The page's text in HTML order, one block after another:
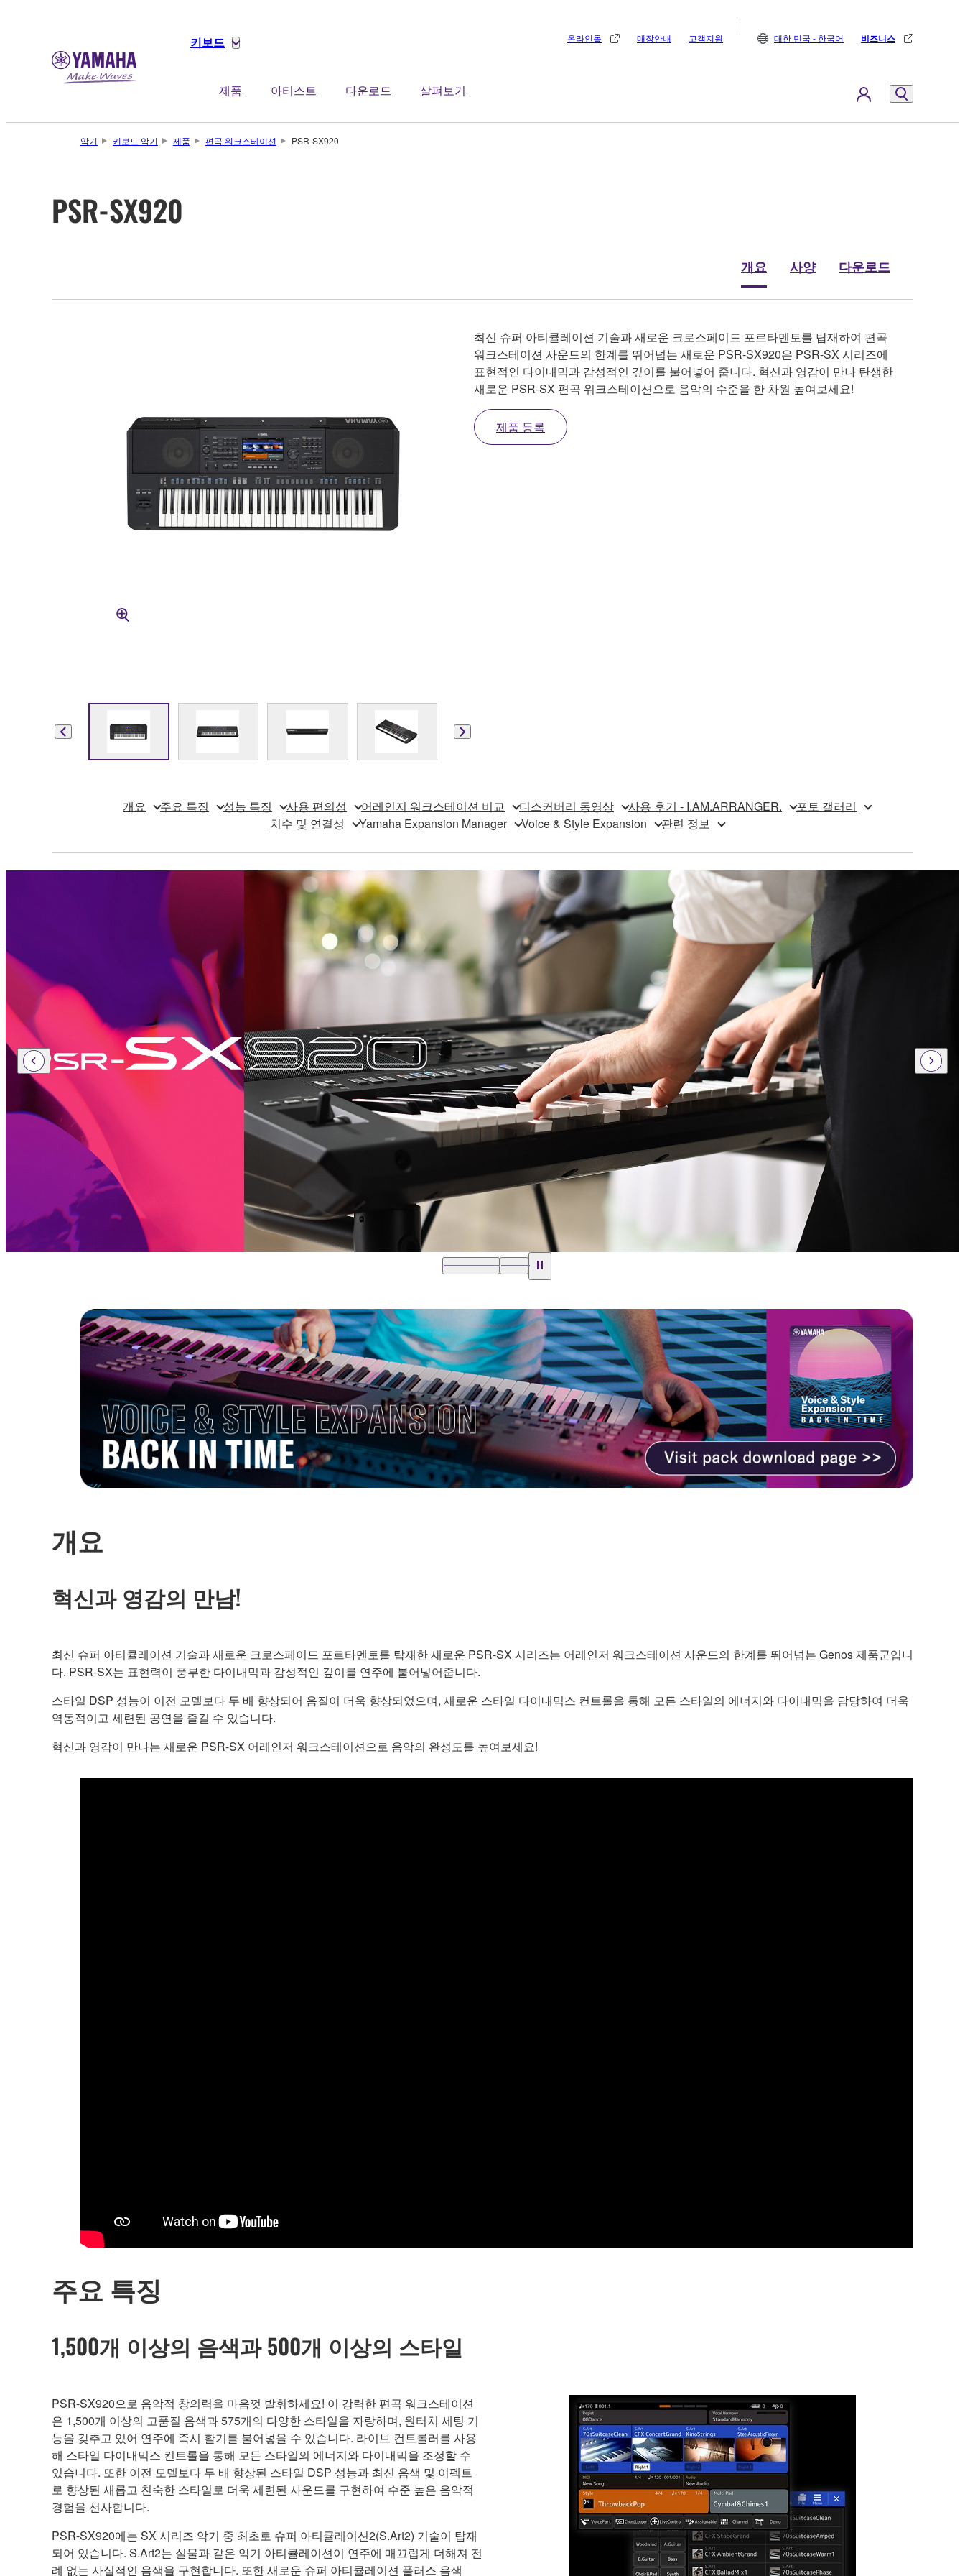
키보드
제품 아티스트 다운로드 살펴보기
온라인몰 매장안내 고객지원 대한 민국 - 한국어 비즈니스
악기 키보드 악기 제품 편곡 워크스테이션 PSR-SX920
PSR-SX920
개요 사양 다운로드
최신 슈퍼 아티큘레이션 기술과 새로운 크로스페이드 포르타멘토를 탑재하여 편곡
워크스테이션 사운드의 한계를 뛰어넘는 새로운 PSR-SX920은 PSR-SX 시리즈에
표현적인 다이내믹과 감성적인 깊이를 불어넣어 줍니다. 혁신과 영감이 만나 탄생한
새로운 PSR-SX 편곡 워크스테이션으로 음악의 수준을 한 차원 높여보세요!
제품 등록
개요 주요 특징 성능 특징 사용 편의성 어레인지 워크스테이션 비교 디스커버리 동영상 사용 후기 - I.AM.ARRANGER.
포토 갤러리
치수 및 연결성
Yamaha Expansion Manager Voice & Style Expansion 관련 정보
개요
혁신과 영감의 만남!
최신 슈퍼 아티큘레이션 기술과 새로운 크로스페이드 포르타멘토를 탑재한 새로운 PSR-SX 시리즈는 어레인저 워크스테이션 사운드의 한계를 뛰어넘는 Genos 제품군입니
다. PSR-SX는 표현력이 풍부한 다이내믹과 감성적인 깊이를 연주에 불어넣어줍니다.
스타일 DSP 성능이 이전 모델보다 두 배 향상되어 음질이 더욱 향상되었으며, 새로운 스타일 다이내믹스 컨트롤을 통해 모든 스타일의 에너지와 다이내믹을 담당하여 더욱
역동적이고 세련된 공연을 즐길 수 있습니다.
혁신과 영감이 만나는 새로운 PSR-SX 어레인저 워크스테이션으로 음악의 완성도를 높여보세요!
주요 특징
1,500개 이상의 음색과 500개 이상의 스타일
PSR-SX920으로 음악적 창의력을 마음껏 발휘하세요! 이 강력한 편곡 워크스테이션
은 1,500개 이상의 고품질 음색과 575개의 다양한 스타일을 자랑하며, 원터치 세팅 기
능을 갖추고 있어 연주에 즉시 활기를 불어넣을 수 있습니다. 라이브 컨트롤러를 사용
해 스타일 다이내믹스 컨트롤을 통해 모든 스타일의 에너지와 다이내믹을 조정할 수
있습니다. 또한 이전 모델보다 두 배 향상된 스타일 DSP 성능과 최신 음색 및 이펙트
로 향상된 새롭고 친숙한 스타일로 더욱 세련된 사운드를 구현하여 수준 높은 음악적
경험을 선사합니다.
PSR-SX920에는 SX 시리즈 악기 중 최초로 슈퍼 아티큘레이션2(S.Art2) 기술이 탑재
되어 있습니다. S.Art2는 실물과 같은 악기 아티큘레이션이 연주에 매끄럽게 더해져 전
례 없는 사실적인 음색을 구현합니다. 또한 새로운 슈퍼 아티큘레이션 플러스 음색